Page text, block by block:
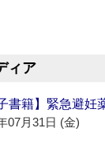
ィア
書籍】緊急避妊
07月31日 (金)